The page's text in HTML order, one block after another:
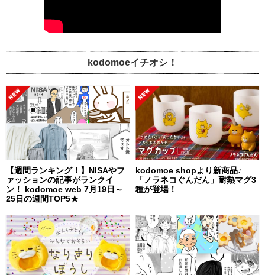
kodomoeイチオシ！
【週間ランキング！】NISAやフ
ァッションの記事がランクイ
ン！ kodomoe web 7月19日～
25日の週間TOP5★
kodomoe shopより新商品♪
「ノラネコぐんだん」耐熱マグ3
種が登場！